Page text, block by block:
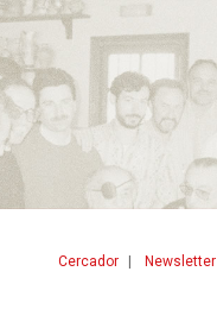
Cercador Newsletter